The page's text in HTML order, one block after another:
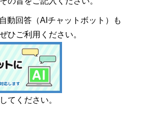
動回答（AIチャットボット）も
ひご利用ください。
てください。